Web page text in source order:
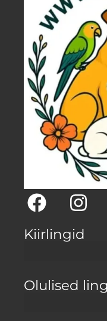
Kiirlingid
Olulised